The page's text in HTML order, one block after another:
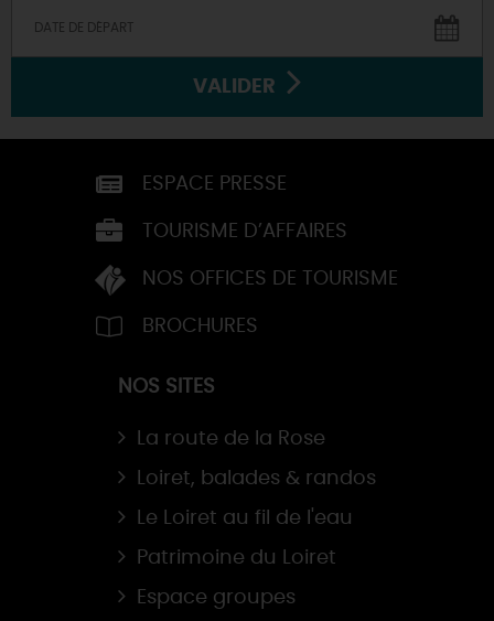
VALIDER
ESPACE PRESSE
TOURISME D’AFFAIRES
NOS OFFICES DE TOURISME
BROCHURES
NOS SITES
La route de la Rose
Loiret, balades & randos
Le Loiret au fil de l'eau
Patrimoine du Loiret
Espace groupes